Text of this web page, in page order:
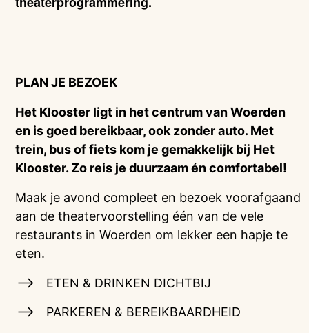
PLAN JE BEZOEK
Het Klooster ligt in het centrum van Woerden
en is goed bereikbaar, ook zonder auto. Met
trein, bus of fiets kom je gemakkelijk bij Het
Klooster. Zo reis je duurzaam én comfortabel!
Maak je avond compleet en bezoek voorafgaand
aan de theatervoorstelling één van de vele
restaurants in Woerden om lekker een hapje te
eten.
ETEN & DRINKEN DICHTBIJ
PARKEREN & BEREIKBAARDHEID